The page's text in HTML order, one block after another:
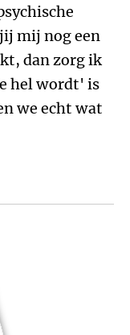
mij nog een
dan zorg ik
hel wordt' is
we echt wat